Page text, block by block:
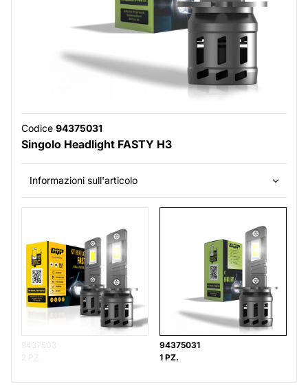
Codice 94375031
Singolo Headlight FASTY H3
Informazioni sull'articolo
9437503
2 PZ.
94375031
1 PZ.